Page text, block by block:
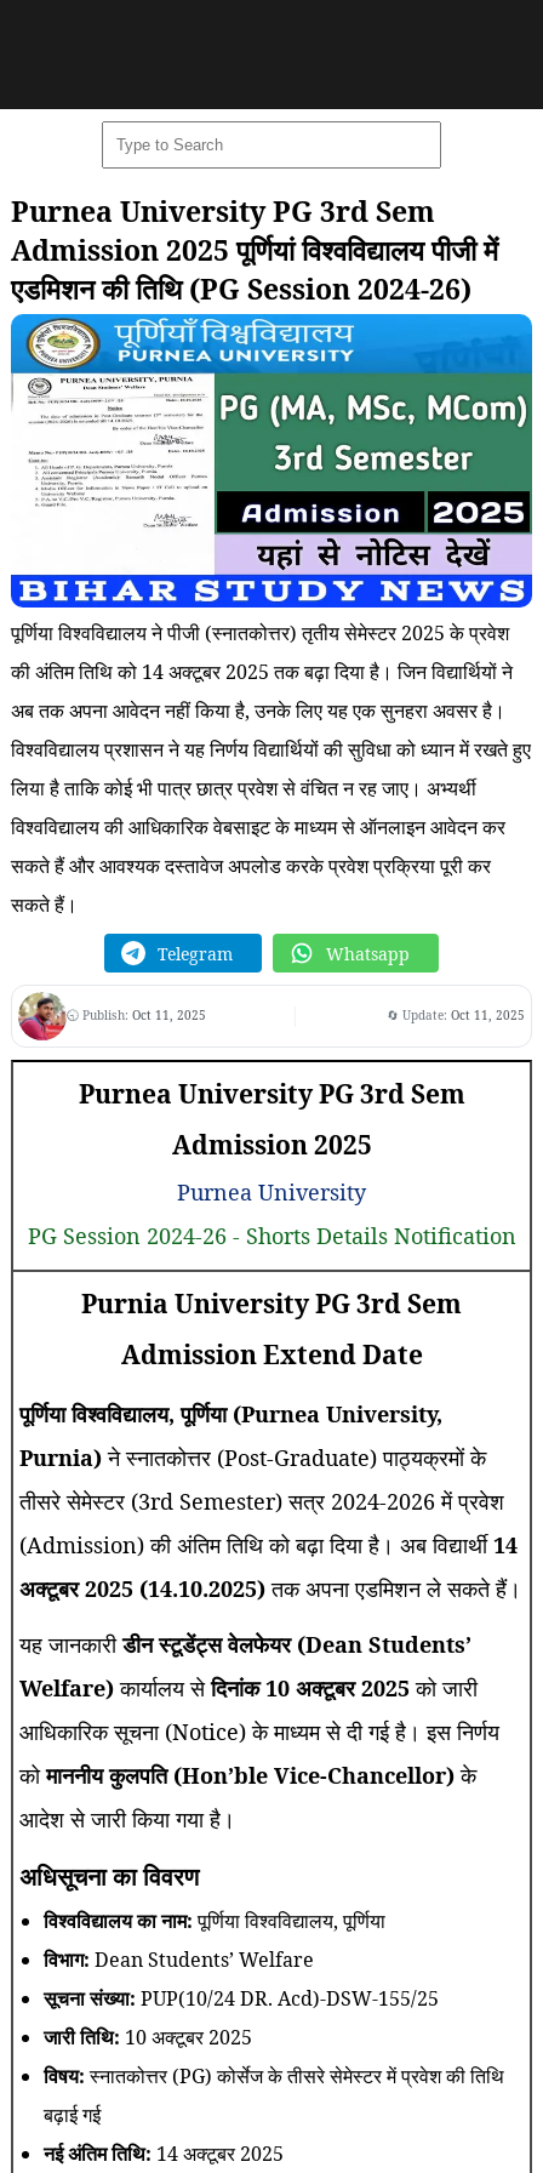
Purnea University PG 3rd Sem
Admission 2025 पूर्णियां विश्वविद्यालय पीजी में
एडमिशन की तिथि (PG Session 2024-26)
पूर्णिया विश्वविद्यालय ने पीजी (स्नातकोत्तर) तृतीय सेमेस्टर 2025 के प्रवेश
की अंतिम तिथि को 14 अक्टूबर 2025 तक बढ़ा दिया है। जिन विद्यार्थियों ने
अब तक अपना आवेदन नहीं किया है, उनके लिए यह एक सुनहरा अवसर है।
विश्वविद्यालय प्रशासन ने यह निर्णय विद्यार्थियों की सुविधा को ध्यान में रखते हुए
लिया है ताकि कोई भी पात्र छात्र प्रवेश से वंचित न रह जाए। अभ्यर्थी
विश्वविद्यालय की आधिकारिक वेबसाइट के माध्यम से ऑनलाइन आवेदन कर
सकते हैं और आवश्यक दस्तावेज अपलोड करके प्रवेश प्रक्रिया पूरी कर
सकते हैं।
Telegram Whatsapp
🕤 Publish: Oct 11, 2025 🔄 Update:Oct 11, 2025
Purnea University PG 3rd Sem
Admission 2025
Purnea University
PG Session 2024-26 - Shorts Details Notification
Purnia University PG 3rd Sem
Admission Extend Date
पूर्णिया विश्वविद्यालय, पूर्णिया (Purnea University,
Purnia)ने स्नातकोत्तर (Post-Graduate) पाठ्यक्रमों के
तीसरे सेमेस्टर (3rd Semester) सत्र 2024-2026 में प्रवेश
(Admission) की अंतिम तिथि को बढ़ा दिया है। अब विद्यार्थी14
अक्टूबर 2025 (14.10.2025)तक अपना एडमिशन ले सकते हैं।
यह जानकारीडीन स्टूडेंट्स वेलफेयर (Dean Students’
Welfare)कार्यालय सेदिनांक 10 अक्टूबर 2025 को जारी
आधिकारिक सूचना (Notice) के माध्यम से दी गई है। इस निर्णय
कोमाननीय कुलपति (Hon’ble Vice-Chancellor)के
आदेश से जारी किया गया है।
अधिसूचना का विवरण
विश्वविद्यालय का नाम:पूर्णिया विश्वविद्यालय, पूर्णिया
विभाग: Dean Students’ Welfare
सूचना संख्या: PUP(10/24 DR. Acd)-DSW-155/25
जारी तिथि: 10 अक्टूबर 2025
विषय:स्नातकोत्तर (PG) कोर्सेज के तीसरे सेमेस्टर में प्रवेश की तिथि
बढ़ाई गई
नई अंतिम तिथि: 14 अक्टूबर 2025